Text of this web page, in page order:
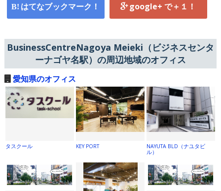
はてなブックマーク！ google+ で＋１！
BusinessCentreNagoya Meieki（ビジネスセンタ
ーナゴヤ名駅）の周辺地域のオフィス
愛知県のオフィス
タスクール KEY PORT
NAYUTA BLD（ナユタビ
ル）